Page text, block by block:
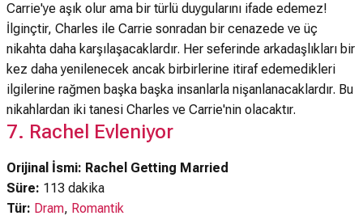
Carrie'ye aşık olur ama bir türlü duygularını ifade edemez!
İlginçtir, Charles ile Carrie sonradan bir cenazede ve üç
nikahta daha karşılaşacaklardır. Her seferinde arkadaşlıkları bir
kez daha yenilenecek ancak birbirlerine itiraf edemedikleri
ilgilerine rağmen başka başka insanlarla nişanlanacaklardır. Bu
nikahlardan iki tanesi Charles ve Carrie'nin olacaktır.
7. Rachel Evleniyor
Orijinal İsmi: Rachel Getting Married
Süre: 113 dakika
Tür: Dram, Romantik